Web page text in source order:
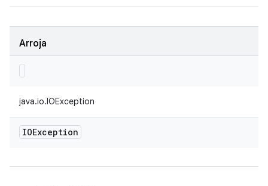
Arroja
java.io.IOException
IOException